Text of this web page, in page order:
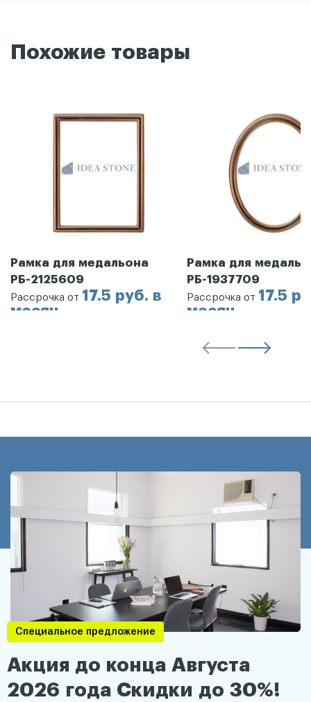
Похожие товары
Рамка для медальона
РБ-2125609
Рассрочка от 17.5 руб. в
месяц
Рамка для
РБ-1937709
Рассрочка от 17.5
месяц
Специальное предложение
Акция до конца Августа
2026 года Скидки до 30%!